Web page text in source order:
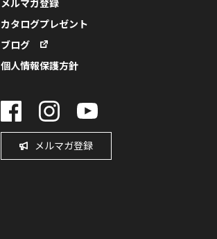
メルマガ登録
カタログプレゼント
ブログ
個人情報保護方針
メルマガ登録